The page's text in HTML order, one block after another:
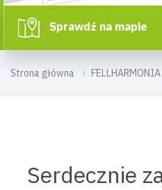
Strona główna
Sprawdź na mapie
Serdecznie